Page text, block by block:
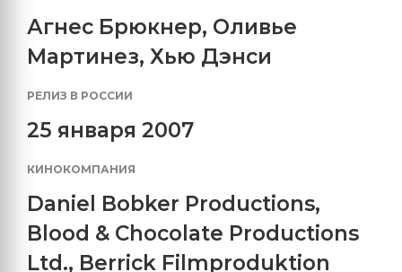
Агнес Брюкнер, Оливье
Мартинез, Хью Дэнси
РЕЛИЗ В РОССИИ
25 января 2007
КИНОКОМПАНИЯ
Daniel Bobker Productions,
Blood & Chocolate Productions
Ltd., Berrick Filmproduktion